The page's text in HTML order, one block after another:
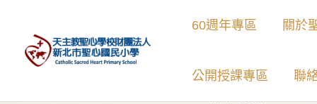
60週年專區 關於
公開授課專區 聯